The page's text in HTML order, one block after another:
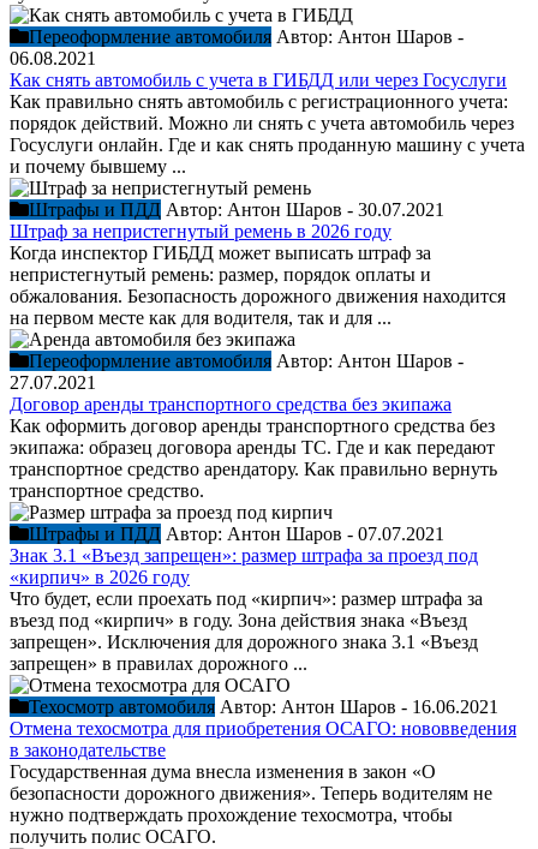
Переоформление автомобиля Автор: Антон Шаров -
06.08.2021
Как снять автомобиль с учета в ГИБДД или через Госуслуги
Как правильно снять автомобиль с регистрационного учета:
порядок действий. Можно ли снять с учета автомобиль через
Госуслуги онлайн. Где и как снять проданную машину с учета
и почему бывшему ...
Штрафы и ПДД Автор: Антон Шаров - 30.07.2021
Штраф за непристегнутый ремень в 2026 году
Когда инспектор ГИБДД может выписать штраф за
непристегнутый ремень: размер, порядок оплаты и
обжалования. Безопасность дорожного движения находится
на первом месте как для водителя, так и для ...
Переоформление автомобиля Автор: Антон Шаров -
27.07.2021
Договор аренды транспортного средства без экипажа
Как оформить договор аренды транспортного средства без
экипажа: образец договора аренды ТС. Где и как передают
транспортное средство арендатору. Как правильно вернуть
транспортное средство.
Штрафы и ПДД Автор: Антон Шаров - 07.07.2021
Знак 3.1 «Въезд запрещен»: размер штрафа за проезд под
«кирпич» в 2026 году
Что будет, если проехать под «кирпич»: размер штрафа за
въезд под «кирпич» в году. Зона действия знака «Въезд
запрещен». Исключения для дорожного знака 3.1 «Въезд
запрещен» в правилах дорожного ...
Техосмотр автомобиля Автор: Антон Шаров - 16.06.2021
Отмена техосмотра для приобретения ОСАГО: нововведения
в законодательстве
Государственная дума внесла изменения в закон «О
безопасности дорожного движения». Теперь водителям не
нужно подтверждать прохождение техосмотра, чтобы
получить полис ОСАГО.